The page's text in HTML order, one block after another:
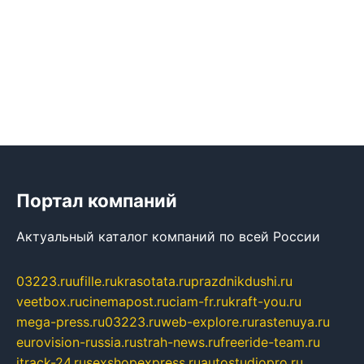
Портал компаний
Актуальный каталог компаний по всей России
03223.ruufille.rukrasotata.ruprazdnikdushi.ru
veetbox.rucinemapost.ruciam-fr.rukraft-you.ru
mega-press.ru03223.ruweb-explore.rurastenuya.ru
eurovision-russia.rustrah-news.rufreeride-team.ru